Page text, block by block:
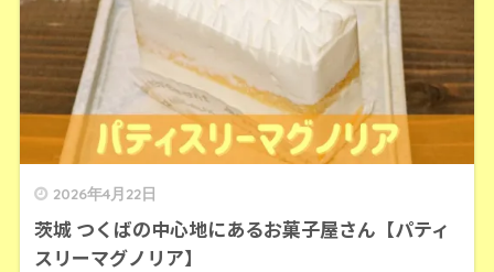
2026年4月22日
茨城 つくばの中心地にあるお菓子屋さん【パティ
スリーマグノリア】